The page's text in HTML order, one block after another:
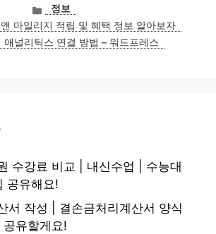
카
테
고
리
정보
마일리지 적립 및 혜택 정보 알아보자
애널리틱스 연결 방법 – 워드프레스
수강료 비교 | 내신수업 | 수능대
공유해요!
서 작성 | 결손금처리계산서 양식
유할게요!